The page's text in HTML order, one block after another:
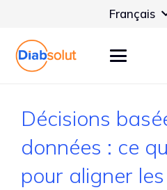
Français
Décisions
données : ce
pour aligner